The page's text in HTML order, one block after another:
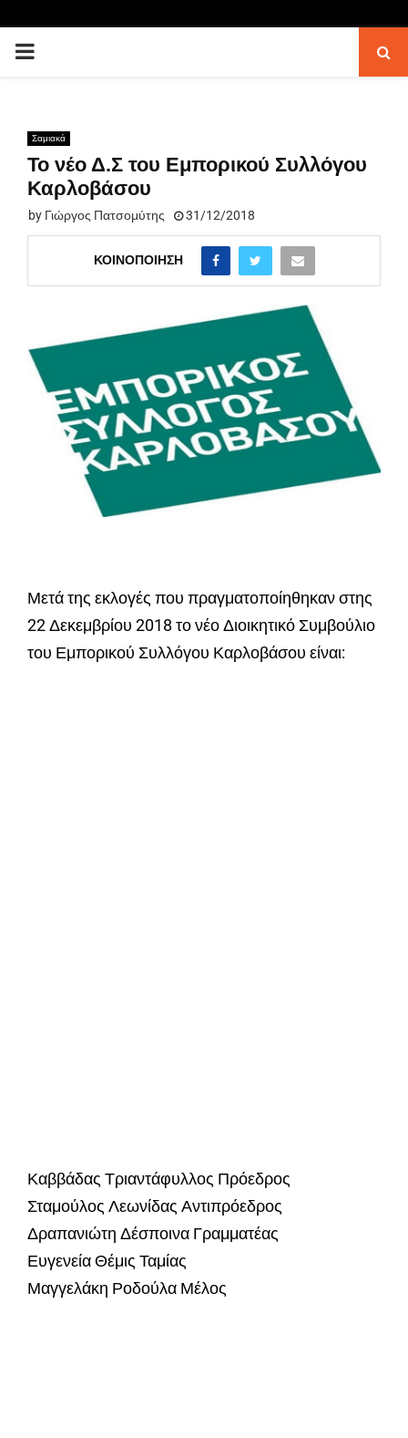
PRIMARY
Σαμιακά
Το νέο Δ.Σ του Εμπορικού Συλλόγου
Καρλοβάσου
by Γιώργος Πατσομύτης 31/12/2018
ΚΟΙΝΟΠΟΊΗΣΗ
Μετά της εκλογές που πραγματοποίηθηκαν στης
22 Δεκεμβρίου 2018 το νέο Διοικητικό Συμβούλιο
του Εμπορικού Συλλόγου Καρλοβάσου είναι:
Καββάδας Τριαντάφυλλος Πρόεδρος
Σταμούλος Λεωνίδας Αντιπρόεδρος
Δραπανιώτη Δέσποινα Γραμματέας
Ευγενεία Θέμις Ταμίας
Μαγγελάκη Ροδούλα Μέλος